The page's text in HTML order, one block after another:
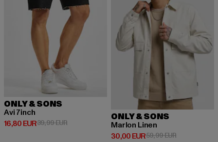
ONLY & SONS
Avi 7inch
16,80 EUR
Derzeitiger Preis: 16,80 EUR
39,99 EURAktionspreis: 39,99 EUR
ONLY & SONS
Marlon Linen
30,00 EUR
Derzeitiger Preis: 30,00 EUR
59,99 EURAktionspreis: